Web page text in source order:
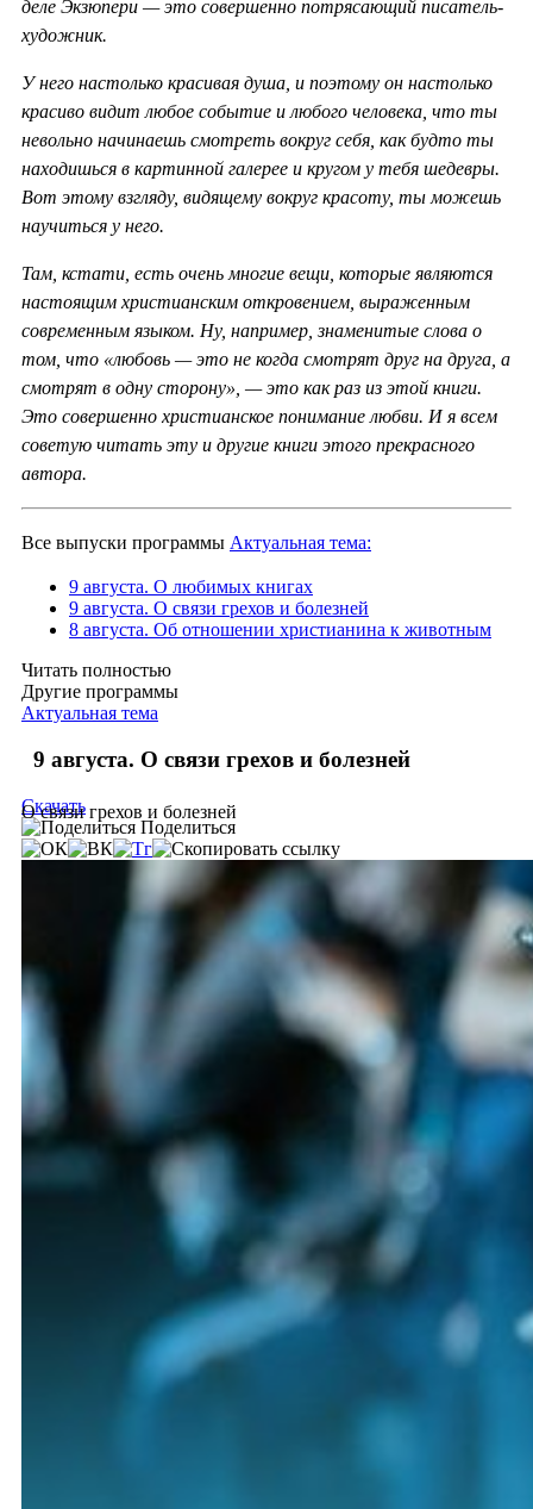
деле Экзюпери — это совершенно потрясающий писатель-
художник.
У него настолько красивая душа, и поэтому он настолько
красиво видит любое событие и любого человека, что ты
невольно начинаешь смотреть вокруг себя, как будто ты
находишься в картинной галерее и кругом у тебя шедевры.
Вот этому взгляду, видящему вокруг красоту, ты можешь
научиться у него.
Там, кстати, есть очень многие вещи, которые являются
настоящим христианским откровением, выраженным
современным языком. Ну, например, знаменитые слова о
том, что «любовь — это не когда смотрят друг на друга, а
смотрят в одну сторону», — это как раз из этой книги.
Это совершенно христианское понимание любви. И я всем
советую читать эту и другие книги этого прекрасного
автора.
Все выпуски программы Актуальная тема:
9 августа. О любимых книгах
9 августа. О связи грехов и болезней
8 августа. Об отношении христианина к животным
Читать полностью
Другие программы
Актуальная тема
9 августа. О связи грехов и болезней
О связи грехов и болезней
Скачать
Поделиться